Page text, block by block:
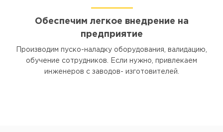
Обеспечим легкое внедрение на
предприятие
Производим пуско-наладку оборудования, валидацию,
обучение сотрудников. Если нужно, привлекаем
инженеров с заводов- изготовителей.